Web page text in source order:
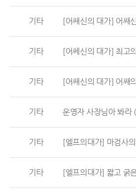
기타 [어쌔신의 대가] 어쌔
기타 [어쎄신의 대가] 최고
기타 [어쌔신의 대가] 어쌔
기타 운영자 사장님아 봐라
기타 [엘프의대가] 마검사
기타 [엘프의대가] 짧고 굵